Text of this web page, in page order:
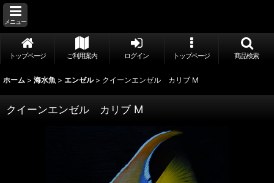
メニュー
トップページ ご利用案内 ログイン トップページ 商品検索
ホーム > 海水魚 > エンゼル > クイーンエンゼル カリブ M
クイーンエンゼル カリブ M